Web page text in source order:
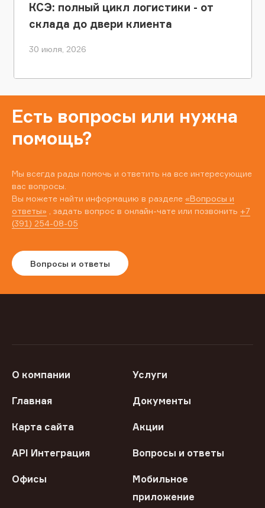
КСЭ: полный цикл логистики - от
склада до двери клиента
30 июля, 2026
Есть вопросы или нужна
помощь?
Мы всегда рады помочь и ответить на все интересующие
вас вопросы.
Вы можете найти информацию в разделе «Вопросы и
ответы» , задать вопрос в онлайн-чате или позвонить +7
(391) 254-08-05
Вопросы и ответы
О компании Услуги
Главная Документы
Карта сайта Акции
API Интеграция Вопросы и ответы
Офисы
Мобильное
приложение